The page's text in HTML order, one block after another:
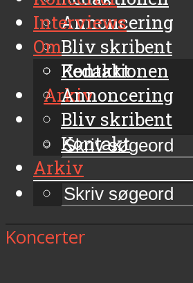
Annoncering
Bliv skribent
Kontakt
Arkiv
Interviews
Om
Redaktionen
Annoncering
Bliv skribent
Kontakt
Arkiv
Koncerter